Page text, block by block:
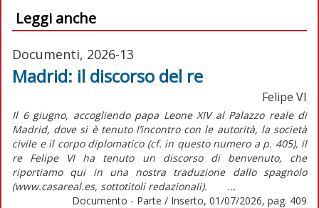
Leggi anche
Documenti, 2026-13
Madrid: il discorso del re
Felipe VI
Il 6 giugno, accogliendo papa Leone XIV al Palazzo reale di
Madrid, dove si è tenuto l’incontro con le autorità, la società
civile e il corpo diplomatico (cf. in questo numero a p. 405), il
re Felipe VI ha tenuto un discorso di benvenuto, che
riportiamo qui in una nostra traduzione dallo spagnolo
(www.casareal.es, sottotitoli redazionali). ...
Documento - Parte / Inserto, 01/07/2026, pag. 409